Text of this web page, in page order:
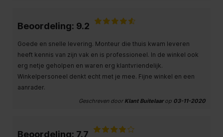
Beoordeling: 9.2
Goede en snelle levering. Monteur die thuis kwam leveren
heeft kennis van zijn vak en is professioneel. In de winkel ook
erg netje geholpen en waren erg klantvriendelijk.
Winkelpersoneel denkt echt met je mee. Fijne winkel en een
aanrader.
Geschreven door Klant Buitelaarop 03-11-2020
Beoordeling: 7.7